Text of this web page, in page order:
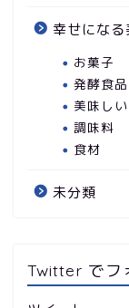
幸せにな
お菓子
発酵食品
美味し
調味料
食材
未分類
Twitter でフ